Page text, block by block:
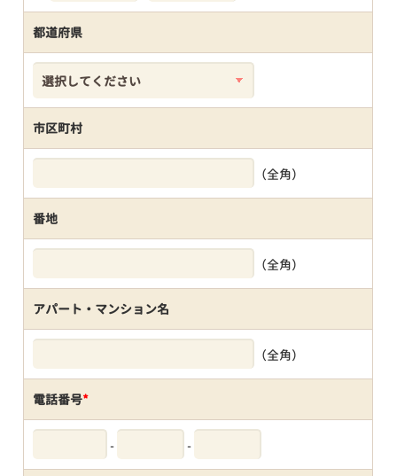
都道府県
市区町村
（全角）
番地
（全角）
アパート・マンション名
（全角）
電話番号*
- -